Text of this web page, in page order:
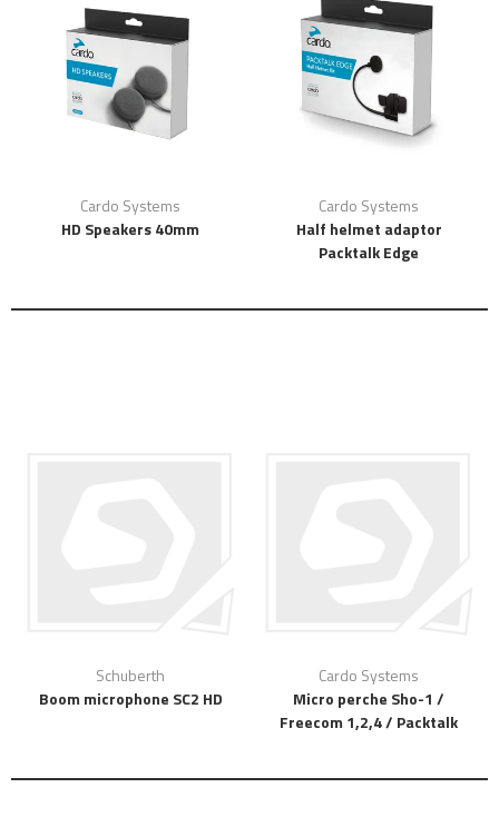
Cardo Systems
HD Speakers 40mm
Cardo Systems
Half helmet adaptor
Packtalk Edge
Schuberth
Boom microphone SC2 HD
Cardo Systems
Micro perche Sho-1 /
Freecom 1,2,4 / Packtalk